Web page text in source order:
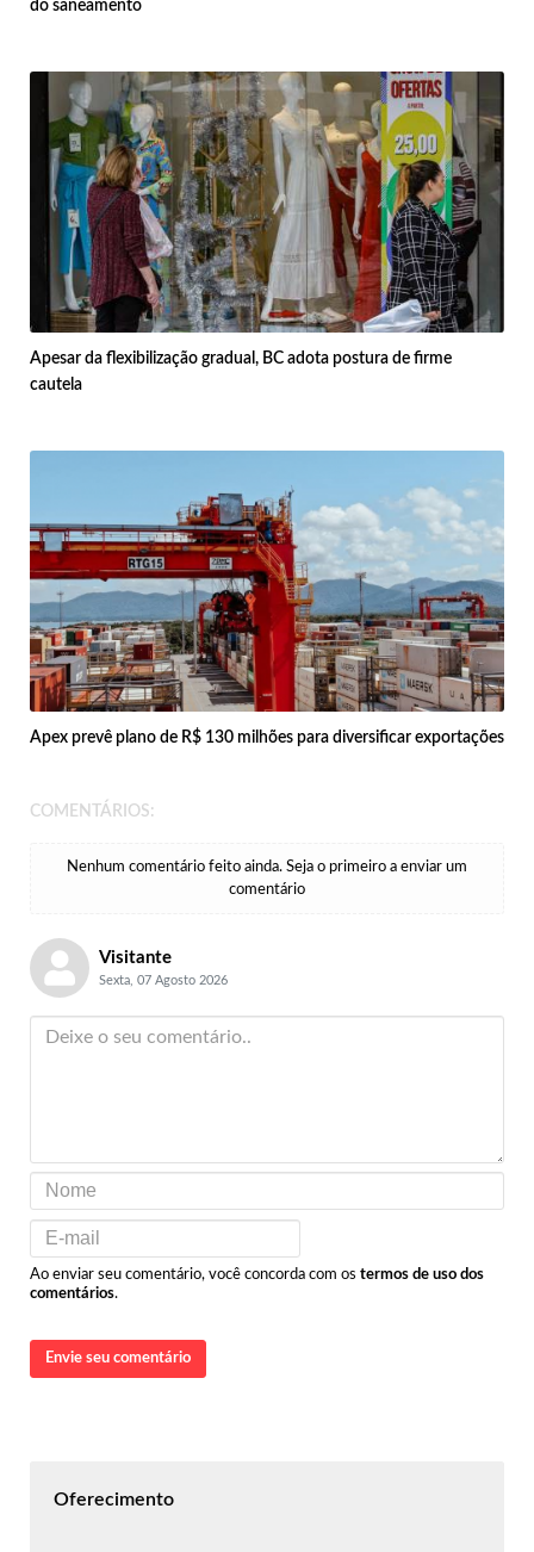
do saneamento
Apesar da flexibilização gradual, BC adota postura de firme
cautela
Apex prevê plano de R$ 130 milhões para diversificar exportações
COMENTÁRIOS:
Nenhum comentário feito ainda. Seja o primeiro a enviar um
comentário
Visitante
Sexta, 07 Agosto 2026
Ao enviar seu comentário, você concorda com os termos de uso dos
comentários.
Envie seu comentário
Oferecimento